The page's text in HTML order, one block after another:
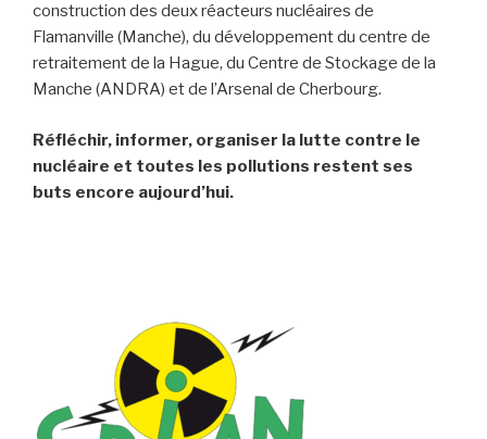
construction des deux réacteurs nucléaires de
Flamanville (Manche), du développement du centre de
retraitement de la Hague, du Centre de Stockage de la
Manche (ANDRA) et de l’Arsenal de Cherbourg.
Réfléchir, informer, organiser la lutte contre le
nucléaire et toutes les pollutions restent ses
buts encore aujourd’hui.